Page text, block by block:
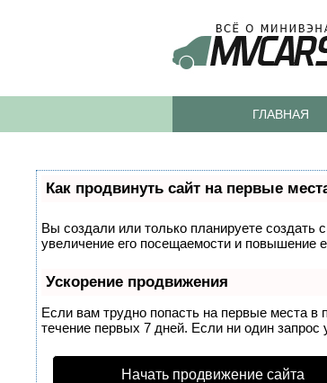
ГЛАВНАЯ
Как продвинуть сайт на первые
Вы создали или только планируете создать
увеличение его посещаемости и повышение
Ускорение продвижения
Если вам трудно попасть на первые места в
течение первых 7 дней. Если ни один запрос
Начать продвижение сайта